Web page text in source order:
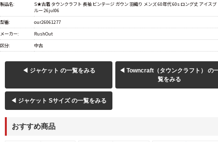
製品名:
S★古着 タウンクラフト 長袖 ビンテージ ガウン 羽織り メンズ 60年代 60s ロング丈 アイスブ
ルー 26jul06
型番:
our26061277
メーカー:
RushOut
区分:
中古
◀ ジャケット の一覧をみる
◀ Towncraft（タウンクラフト） の
覧をみる
◀ ジャケット Sサイズ の一覧をみる
おすすめ商品